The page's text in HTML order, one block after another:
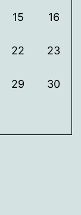
15 16
22 23
29 30